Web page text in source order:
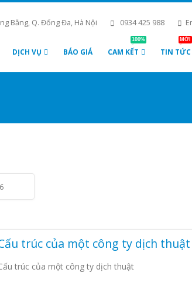
Bằng, Q. Đống Đa, Hà Nội 0934 425 988
DỊCH VỤ BÁO GIÁ CAM KẾT
100%
TIN TỨC
MỚI
trúc của một công ty dịch thuật
trúc của một công ty dịch thuật